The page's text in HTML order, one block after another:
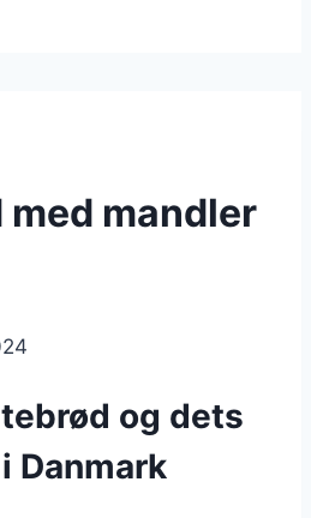
med mandler
og dets
Danmark